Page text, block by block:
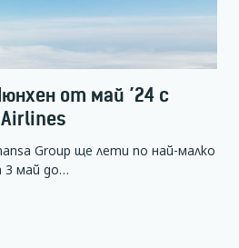
от май ’24 с
Group ще лети по най-малко
3 май до…